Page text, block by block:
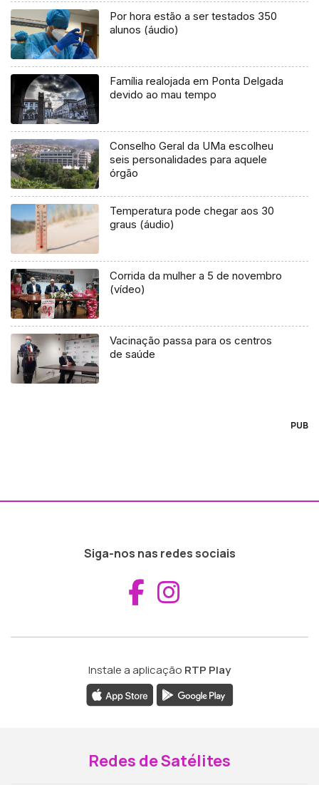
Por hora estão a ser testados 350
alunos (áudio)
Família realojada em Ponta Delgada
devido ao mau tempo
Conselho Geral da UMa escolheu
seis personalidades para aquele
órgão
Temperatura pode chegar aos 30
graus (áudio)
Corrida da mulher a 5 de novembro
(vídeo)
Vacinação passa para os centros
de saúde
PUB
Siga-nos nas redes sociais
Aceder ao
Instale a aplicação RTP Play
Redes de Satélites